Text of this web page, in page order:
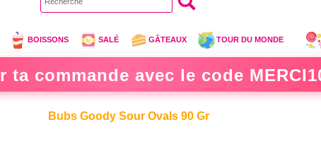
BOISSONS SALÉ GÂTEAUX TOUR DU MONDE
ta commande avec le code
Bubs Goody Sour Ovals 90 Gr